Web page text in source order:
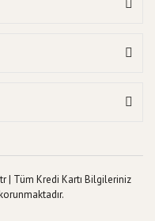
| Tüm Kredi Kartı Bilgileriniz